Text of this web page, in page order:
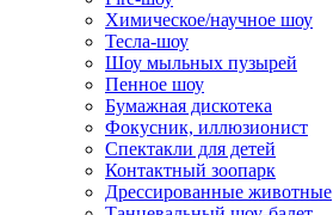
Химическое/научное шоу
Тесла-шоу
Шоу мыльных пузырей
Пенное шоу
Бумажная дискотека
Фокусник, иллюзионист
Спектакли для детей
Контактный зоопарк
Дрессированные животные